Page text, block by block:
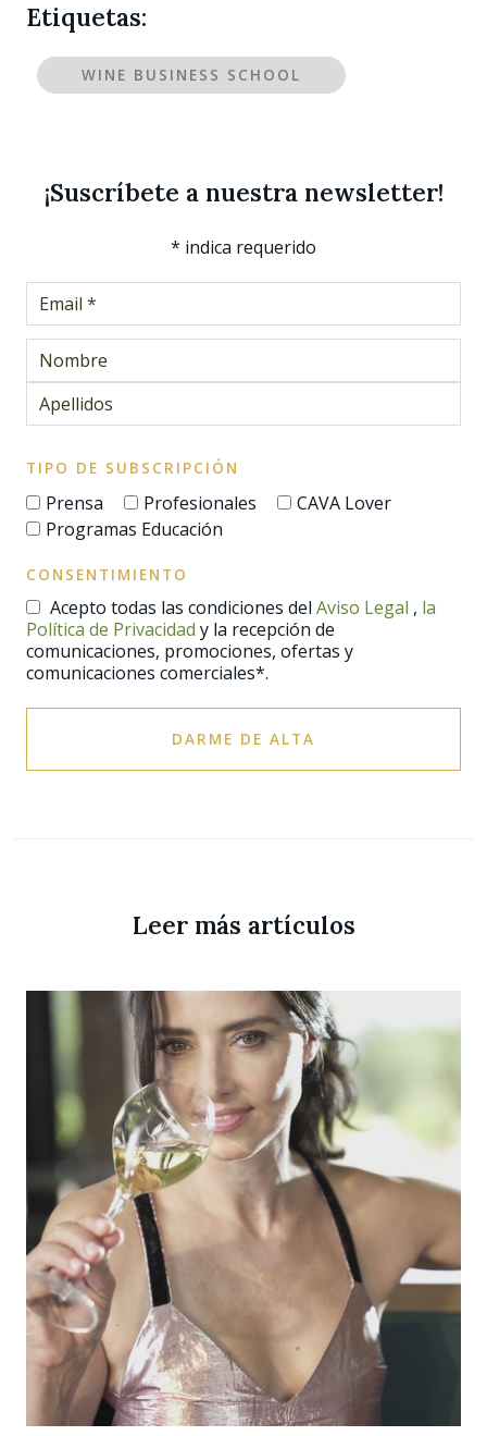
Etiquetas:
WINE BUSINESS SCHOOL
¡Suscríbete a nuestra newsletter!
* indica requerido
TIPO DE SUBSCRIPCIÓN
Prensa Profesionales
CAVA Lover
Programas Educación
CONSENTIMIENTO
Acepto todas las condiciones del Aviso Legal , la
Política de Privacidad y la recepción de
comunicaciones, promociones, ofertas y
comunicaciones comerciales*.
DARME DE ALTA
Leer más artículos